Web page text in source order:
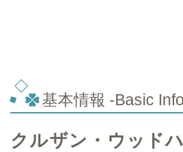
基本情報 -Basic
クルザン・ウッド